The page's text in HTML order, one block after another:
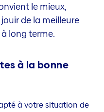
le mieux,
de la meilleure
long terme.
à la bonne
à votre situation de